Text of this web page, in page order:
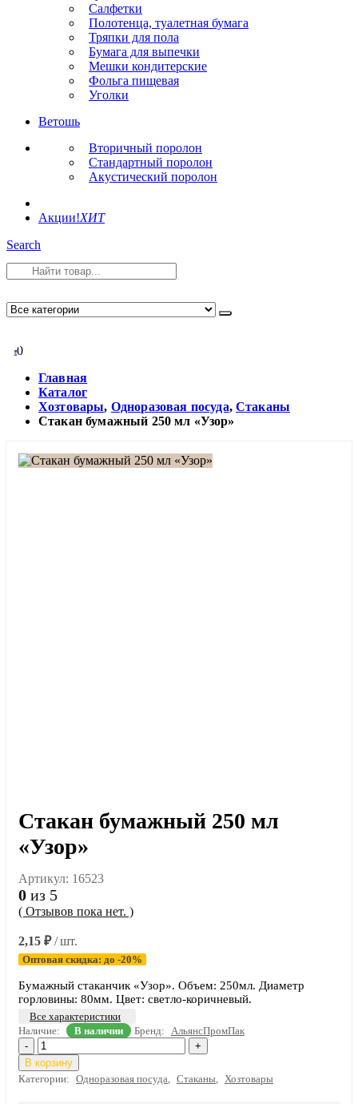
Салфетки
Полотенца, туалетная бумага
Тряпки для пола
Бумага для выпечки
Мешки кондитерские
Фольга пищевая
Уголки
Ветошь
Вторичный поролон
Стандартный поролон
Акустический поролон
Акции!ХИТ
Search
00
Главная
Каталог
Хозтовары, Одноразовая посуда, Стаканы
Стакан бумажный 250 мл «Узор»
Стакан бумажный 250 мл
«Узор»
Артикул: 16523
0 из 5
( Отзывов пока нет. )
2,15 ₽ / шт.
Оптовая скидка: до -20%
Бумажный стаканчик «Узор». Объем: 250мл. Диаметр
горловины: 80мм. Цвет: светло-коричневый.
Все характеристики
Наличие:
В наличии Бренд:
АльянсПромПак
-
+
В корзину
Категории: Одноразовая посуда Стаканы Хозтовары